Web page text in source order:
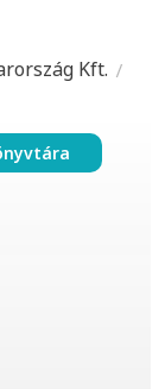
Kft.